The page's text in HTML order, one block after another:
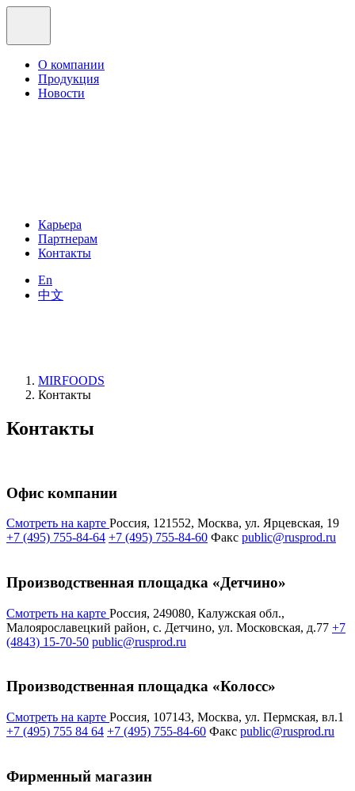
О компании
Продукция
Новости
Карьера
Партнерам
Контакты
En
中文
MIRFOODS
Контакты
Контакты
Офис компании
Смотреть на карте Россия, 121552, Москва, ул. Ярцевская, 19
+7 (495) 755-84-64 +7 (495) 755-84-60 Факс public@rusprod.ru
Производственная площадка «Детчино»
Смотреть на карте Россия, 249080, Калужская обл.,
Малоярославецкий район, с. Детчино, ул. Московская, д.77 +7
(4843) 15-70-50 public@rusprod.ru
Производственная площадка «Колосс»
Смотреть на карте Россия, 107143, Москва, ул. Пермская, вл.1
+7 (495) 755 84 64 +7 (495) 755-84-60 Факс public@rusprod.ru
Фирменный магазин